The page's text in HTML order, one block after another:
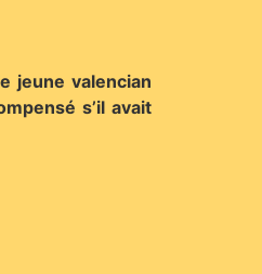
jeune valencian
s’il avait